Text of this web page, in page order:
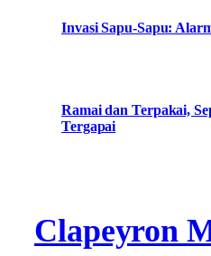
Invasi Sapu-Sapu:
Ramai dan Terpakai,
Tergapai
Clapeyron